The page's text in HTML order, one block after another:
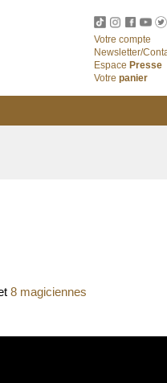
Votre compte
Newsletter/
Espace Presse
Votre panier
8 magiciennes